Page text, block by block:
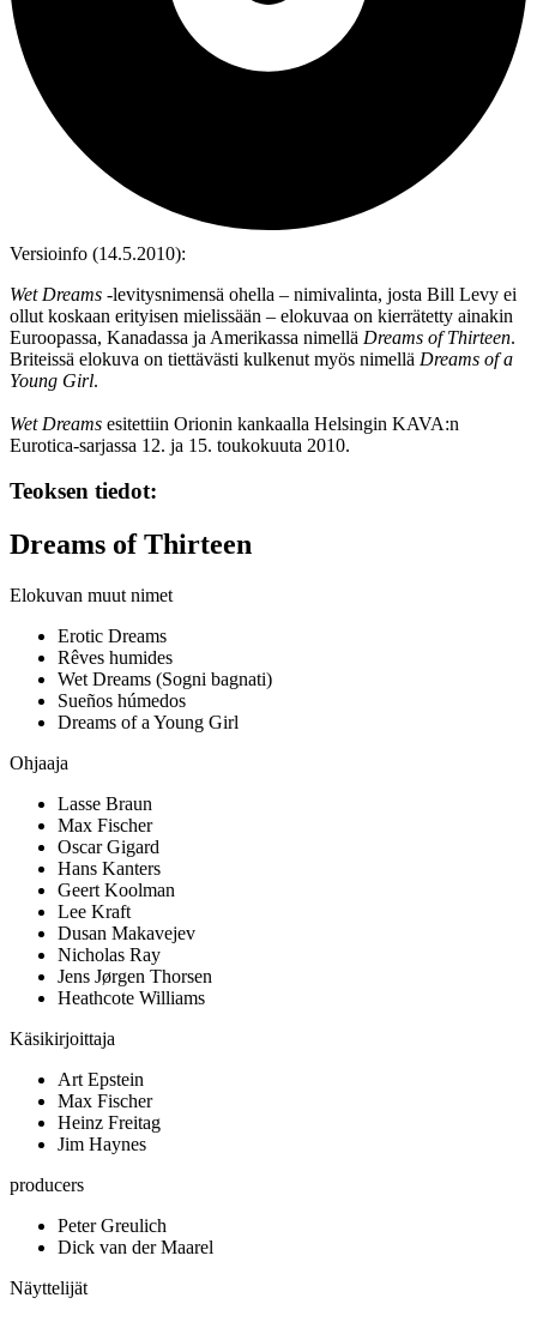
Versioinfo (14.5.2010):
Wet Dreams ‑levitysnimensä ohella – nimivalinta, josta Bill Levy ei
ollut koskaan erityisen mielissään – elokuvaa on kierrätetty ainakin
Euroopassa, Kanadassa ja Amerikassa nimellä Dreams of Thirteen.
Briteissä elokuva on tiettävästi kulkenut myös nimellä Dreams of a
Young Girl.
Wet Dreams esitettiin Orionin kankaalla Helsingin KAVA:n
Eurotica-sarjassa 12. ja 15. toukokuuta 2010.
Teoksen tiedot:
Dreams of Thirteen
Elokuvan muut nimet
Erotic Dreams
Rêves humides
Wet Dreams (Sogni bagnati)
Sueños húmedos
Dreams of a Young Girl
Ohjaaja
Lasse Braun
Max Fischer
Oscar Gigard
Hans Kanters
Geert Koolman
Lee Kraft
Dusan Makavejev
Nicholas Ray
Jens Jørgen Thorsen
Heathcote Williams
Käsikirjoittaja
Art Epstein
Max Fischer
Heinz Freitag
Jim Haynes
producers
Peter Greulich
Dick van der Maarel
Näyttelijät